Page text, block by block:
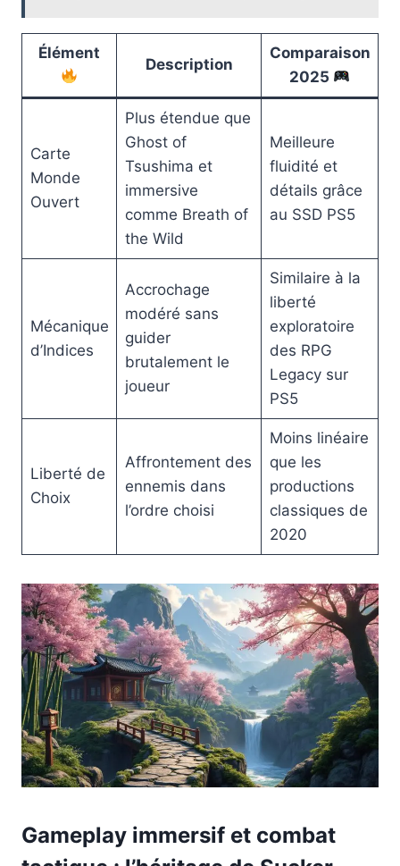
Élément
Description
Comparaison
2025
Carte
Monde
Ouvert
Plus étendue que
Ghost of
Tsushima et
immersive
comme Breath of
the Wild
Meilleure
fluidité et
détails grâce
au SSD PS5
Mécanique
d’Indices
Accrochage
modéré sans
guider
brutalement le
joueur
Similaire à la
liberté
exploratoire
des RPG
Legacy sur
PS5
Liberté de
Choix
Affrontement des
ennemis dans
l’ordre choisi
Moins linéaire
que les
productions
classiques de
2020
Gameplay immersif et combat